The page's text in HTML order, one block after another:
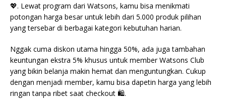
💖. Lewat program dari Watsons, kamu bisa menikmati
potongan harga besar untuk lebih dari 5.000 produk pilihan
yang tersebar di berbagai kategori kebutuhan harian.
Nggak cuma diskon utama hingga 50%, ada juga tambahan
keuntungan ekstra 5% khusus untuk member Watsons Club
yang bikin belanja makin hemat dan menguntungkan. Cukup
dengan menjadi member, kamu bisa dapetin harga yang lebih
ringan tanpa ribet saat checkout 🛍️.